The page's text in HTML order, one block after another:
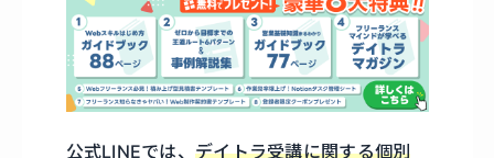
公式LINEでは、デイトラ受講に関する個別